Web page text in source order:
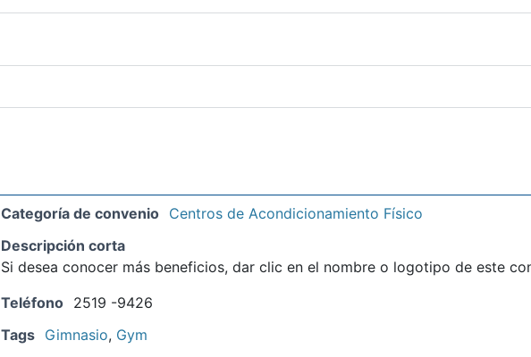
Categoría de convenio Centros de Acondicionamiento Físico
Descripción corta
Si desea conocer más beneficios, dar clic en el nombre o logotipo de este
Teléfono 2519 -9426
Tags Gimnasio, Gym